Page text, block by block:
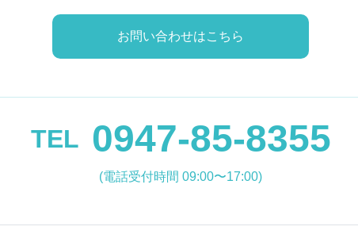
お問い合わせはこちら
TEL 0947-85-8355
(電話受付時間 09:00〜17:00)